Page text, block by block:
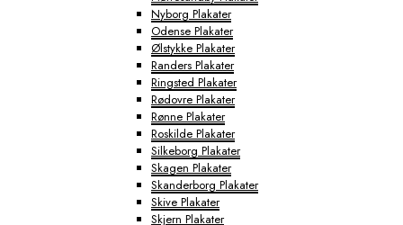
Nyborg Plakater
Odense Plakater
Ølstykke Plakater
Randers Plakater
Ringsted Plakater
Rødovre Plakater
Rønne Plakater
Roskilde Plakater
Silkeborg Plakater
Skagen Plakater
Skanderborg Plakater
Skive Plakater
Skjern Plakater